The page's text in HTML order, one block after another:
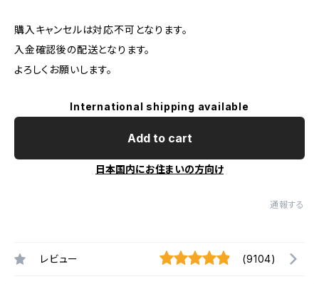
購入キャンセルは対応不可となります。
入金確認後の配送となります。
よろしくお願いします。
International shipping available
Add to cart
日本国内にお住まいの方向け
通報する
レビュー (9104)